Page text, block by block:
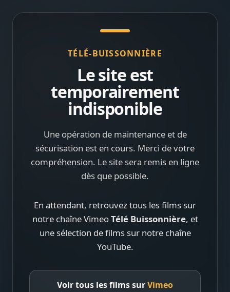
TÉLÉ-BUISSONNIÈRE
Le site est
temporairement
indisponible
Une opération de maintenance et de
sécurisation est en cours. Merci de votre
compréhension. Le site sera remis en ligne
dès que possible.
En attendant, retrouvez tous les films sur
notre chaîne VimeoTélé Buissonnière, et
une sélection de films sur notre chaîne
YouTube.
Voir tous les films surVimeo